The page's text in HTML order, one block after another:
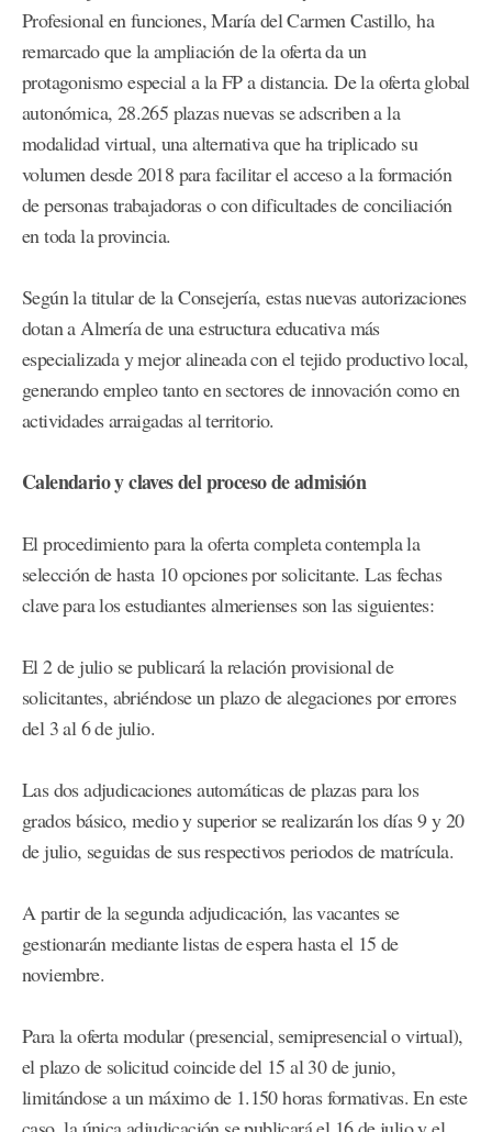
Profesional en funciones, María del Carmen Castillo, ha
remarcado que la ampliación de la oferta da un
protagonismo especial a la FP a distancia. De la oferta global
autonómica, 28.265 plazas nuevas se adscriben a la
modalidad virtual, una alternativa que ha triplicado su
volumen desde 2018 para facilitar el acceso a la formación
de personas trabajadoras o con dificultades de conciliación
en toda la provincia.
Según la titular de la Consejería, estas nuevas autorizaciones
dotan a Almería de una estructura educativa más
especializada y mejor alineada con el tejido productivo local,
generando empleo tanto en sectores de innovación como en
actividades arraigadas al territorio.
Calendario y claves del proceso de admisión
El procedimiento para la oferta completa contempla la
selección de hasta 10 opciones por solicitante. Las fechas
clave para los estudiantes almerienses son las siguientes:
El 2 de julio se publicará la relación provisional de
solicitantes, abriéndose un plazo de alegaciones por errores
del 3 al 6 de julio.
Las dos adjudicaciones automáticas de plazas para los
grados básico, medio y superior se realizarán los días 9 y 20
de julio, seguidas de sus respectivos periodos de matrícula.
A partir de la segunda adjudicación, las vacantes se
gestionarán mediante listas de espera hasta el 15 de
noviembre.
Para la oferta modular (presencial, semipresencial o virtual),
el plazo de solicitud coincide del 15 al 30 de junio,
limitándose a un máximo de 1.150 horas formativas. En este